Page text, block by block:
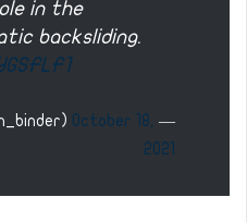
in the
backsliding.
— Seth Binder (@seth_binder)
October 18,
2021